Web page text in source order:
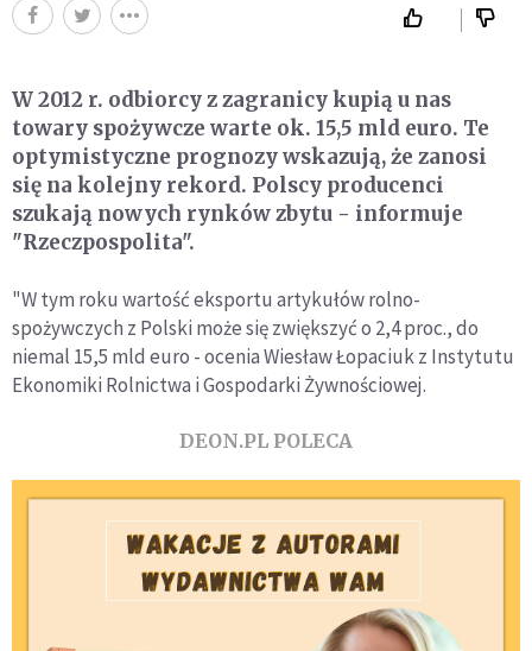
W 2012 r. odbiorcy z zagranicy kupią u nas
towary spożywcze warte ok. 15,5 mld euro. Te
optymistyczne prognozy wskazują, że zanosi
się na kolejny rekord. Polscy producenci
szukają nowych rynków zbytu - informuje
"Rzeczpospolita".
"W tym roku wartość eksportu artykułów rolno-
spożywczych z Polski może się zwiększyć o 2,4 proc., do
niemal 15,5 mld euro - ocenia Wiesław Łopaciuk z Instytutu
Ekonomiki Rolnictwa i Gospodarki Żywnościowej.
DEON.PL POLECA